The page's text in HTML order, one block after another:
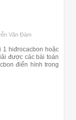
Văn Đàm
hiđrocacbon hoặc
được các bài toán
điển hình trong